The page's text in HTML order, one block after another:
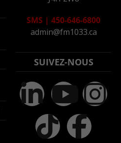
SMS | 450-646-6800
admin@fm1033.ca
SUIVEZ-NOUS